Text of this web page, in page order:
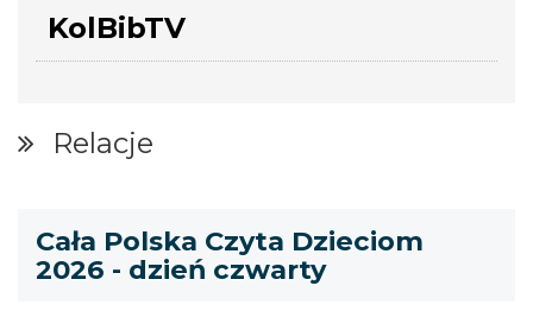
KolBibTV
Relacje
Cała Polska Czyta Dzieciom
2026 - dzień czwarty